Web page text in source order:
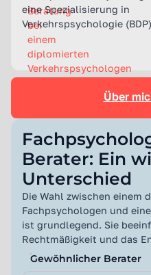
eine Spezialisierung in
Verkehrspsychologie
Über
Berater: Ein
Unterschied
Die Wahl zwischen einem
Fachpsychologen und
ist grundlegend. Sie
Rechtmäßigkeit und das
Gewöhnlicher Berater